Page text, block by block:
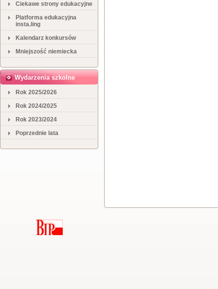
Ciekawe strony edukacyjne
Platforma edukacyjna
insta.ling
Kalendarz konkursów
Mniejszość niemiecka
Wydarzenia szkolne
Rok 2025/2026
Rok 2024/2025
Rok 2023/2024
Poprzednie lata